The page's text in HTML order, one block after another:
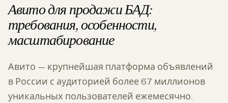
Авито для продажи БАД:
требования, особенности,
масштабирование
Авито — крупнейшая платформа объявлений
в России с аудиторией более 67 миллионов
уникальных пользователей ежемесячно.